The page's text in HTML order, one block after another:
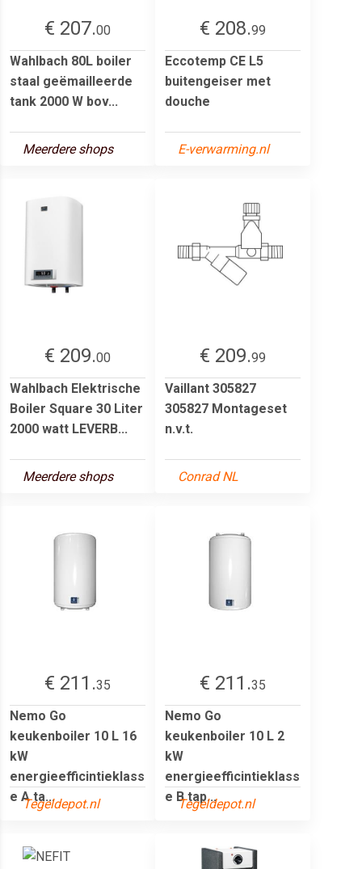
€ 207.00
Wahlbach 80L boiler
staal geëmailleerde
tank 2000 W bov...
Meerdere shops
€ 208.99
Eccotemp CE L5
buitengeiser met
douche
E-verwarming.nl
€ 209.00
Wahlbach Elektrische
Boiler Square 30 Liter
2000 watt LEVERB...
Meerdere shops
€ 209.99
Vaillant 305827
305827 Montageset
n.v.t.
Conrad NL
€ 211.35
Nemo Go
keukenboiler 10 L 16
kW
energieefficintieklass
e A ta...
Tegeldepot.nl
€ 211.35
Nemo Go
keukenboiler 10 L 2
kW
energieefficintieklass
e B tap...
Tegeldepot.nl